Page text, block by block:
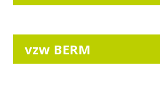
vzw BERM